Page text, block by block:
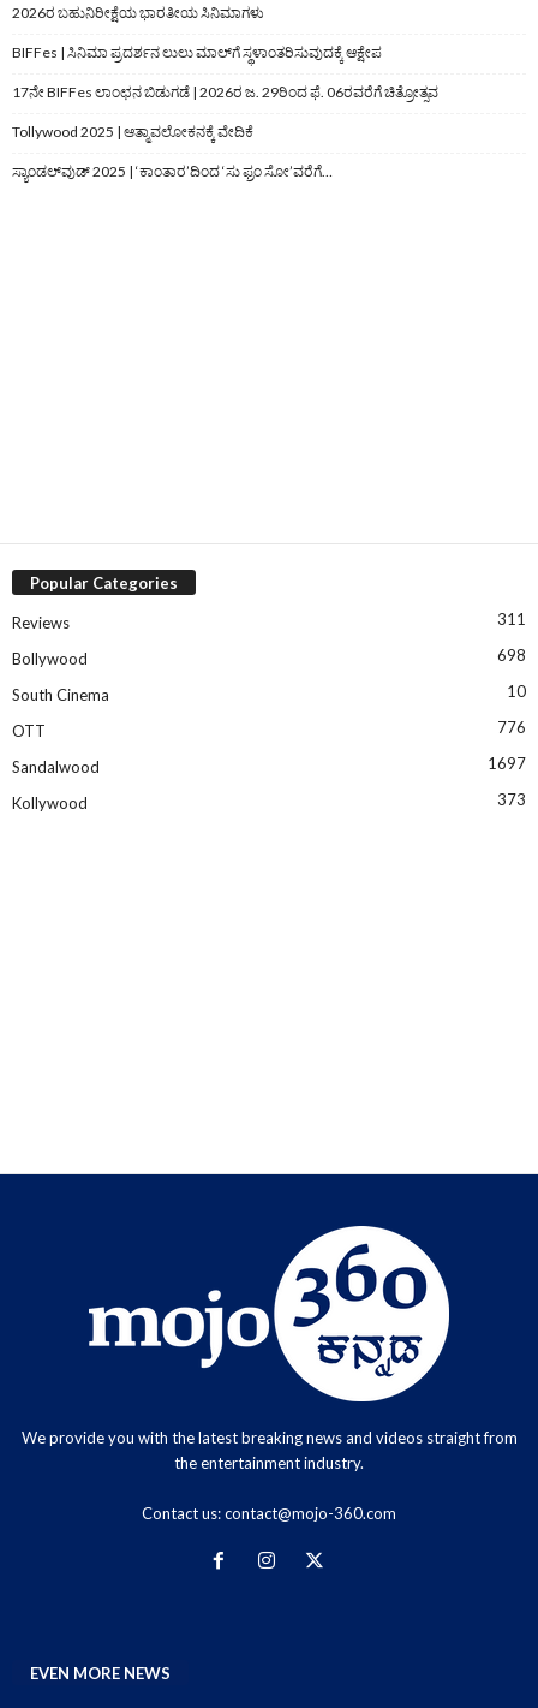
2026ರ ಬಹುನಿರೀಕ್ಷೆಯ ಭಾರತೀಯ ಸಿನಿಮಾಗಳು
BIFFes | ಸಿನಿಮಾ ಪ್ರದರ್ಶನ ಲುಲು ಮಾಲ್‌ಗೆ ಸ್ಥಳಾಂತರಿಸುವುದಕ್ಕೆ ಆಕ್ಷೇಪ
17ನೇ BIFFes ಲಾಂಛನ ಬಿಡುಗಡೆ | 2026ರ ಜ. 29ರಿಂದ ಫೆ. 06ರವರೆಗೆ ಚಿತ್ರೋತ್ಸವ
Tollywood 2025 | ಆತ್ಮಾವಲೋಕನಕ್ಕೆ ವೇದಿಕೆ
ಸ್ಯಾಂಡಲ್‌ವುಡ್‌ 2025 | ‘ಕಾಂತಾರ’ದಿಂದ ‘ಸು ಫ್ರಂ ಸೋ’ವರೆಗೆ…
Popular Categories
Reviews 311
Bollywood 698
South Cinema 10
OTT 776
Sandalwood 1697
Kollywood 373
We provide you with the latest breaking news and videos straight from
the entertainment industry.
Contact us:contact@mojo-360.com
EVEN MORE NEWS